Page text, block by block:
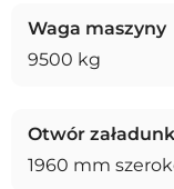
Waga maszyny
9500 kg
Otwór
1960 mm